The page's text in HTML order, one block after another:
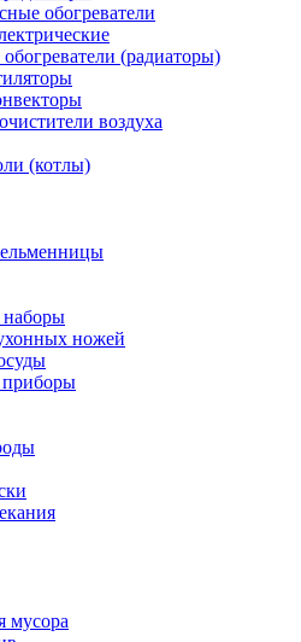
обогреватели
(радиаторы)
воздуха
(котлы)
ножей
мусора